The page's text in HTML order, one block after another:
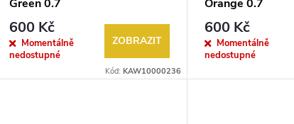
Green 0.7
600 Kč
Momentálně
nedostupné
ZOBRAZIT
Kód: KAW10000236
Orange 0.7
600 Kč
Momentálně
nedostupné